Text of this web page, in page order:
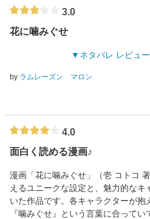
3.0
花に噛みぐせ
ネタバレ レビュ
by ラムレーズン マロン
4.0
面白く読める漫画♪
漫画「花に噛みぐせ」（壱 コトコ
えるユニークな設定と、魅力的な
いた作品です。各キャラクターが抱
『噛みぐせ』という言葉に合ってい